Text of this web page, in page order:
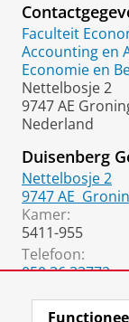
Faculteit
Accounting en
Economie en
Nettelbosje 2
9747 AE
Nederland
Duisenberg
Nettelbosje 2
9747 AE
Kamer:
5411-955
Telefoon:
050 36 33772